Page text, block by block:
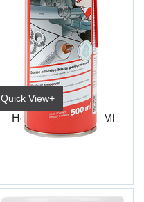
Quick View+
Heftefett S401 500Ml
6506 5550